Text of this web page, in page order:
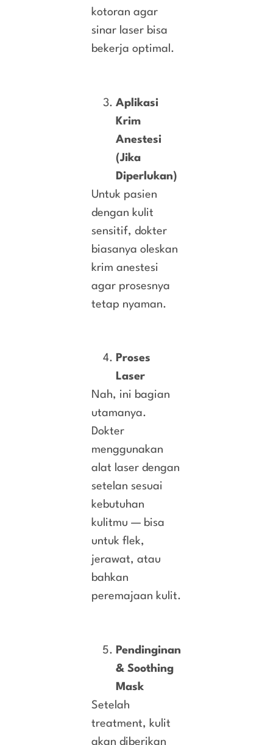
kotoran agar
sinar laser bisa
bekerja optimal.
Aplikasi
Krim
Anestesi
(Jika
Diperlukan)
Untuk pasien
dengan kulit
sensitif, dokter
biasanya oleskan
krim anestesi
agar prosesnya
tetap nyaman.
Proses
Laser
Nah, ini bagian
utamanya.
Dokter
menggunakan
alat laser dengan
setelan sesuai
kebutuhan
kulitmu — bisa
untuk flek,
jerawat, atau
bahkan
peremajaan kulit.
Pendinginan
& Soothing
Mask
Setelah
treatment, kulit
akan diberikan